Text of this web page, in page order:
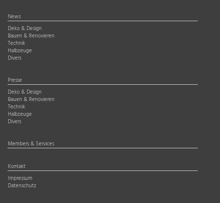
News
Deko & Design
Bauen & Renovieren
Technik
Halbzeuge
Divers
Presse
Deko & Design
Bauen & Renovieren
Technik
Halbzeuge
Divers
Members & Services
Kontakt
Impressum
Datenschutz